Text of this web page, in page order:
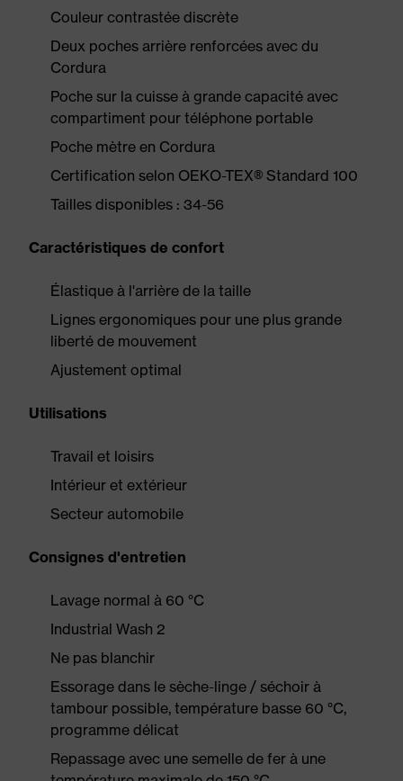
Couleur contrastée discrète
Deux poches arrière renforcées avec du
Cordura
Poche sur la cuisse à grande capacité avec
compartiment pour téléphone portable
Poche mètre en Cordura
Certification selon OEKO-TEX® Standard 100
Tailles disponibles : 34-56
Caractéristiques de confort
Élastique à l'arrière de la taille
Lignes ergonomiques pour une plus grande
liberté de mouvement
Ajustement optimal
Utilisations
Travail et loisirs
Intérieur et extérieur
Secteur automobile
Consignes d'entretien
Lavage normal à 60 °C
Industrial Wash 2
Ne pas blanchir
Essorage dans le sèche-linge / séchoir à
tambour possible, température basse 60 °C,
programme délicat
Repassage avec une semelle de fer à une